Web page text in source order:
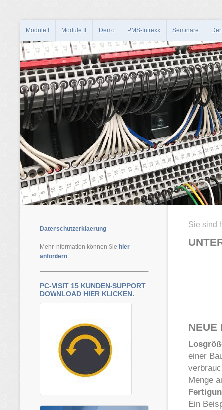
Module I Module II Demo PMS-Intrexx Seminare
Datenschutzerklaerung
Mehr Information können Sie hier
anfordern.
PC-VISIT 15 KUNDEN-SUPPORT
DOWNLOAD HIER KLICKEN.
Sie sind
NEUE
einer
Menge
Ein